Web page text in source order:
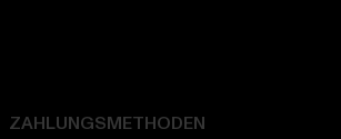
ZAHLUNGSMETHODEN